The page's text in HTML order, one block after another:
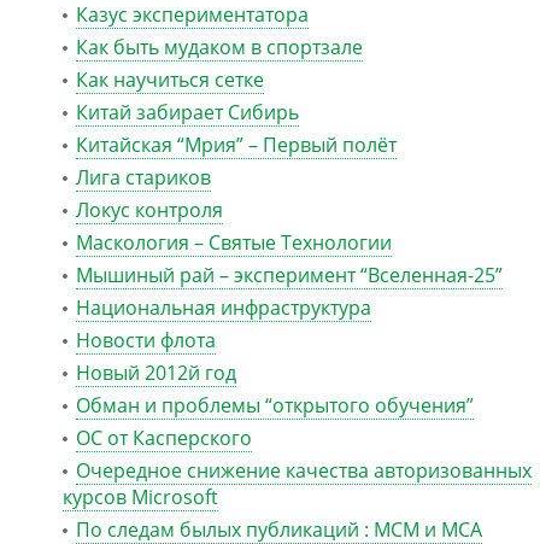
Казус экспериментатора
Как быть мудаком в спортзале
Как научиться сетке
Китай забирает Сибирь
Китайская “Мрия” – Первый полёт
Лига стариков
Локус контроля
Маскология – Святые Технологии
Мышиный рай – эксперимент “Вселенная-25”
Национальная инфраструктура
Новости флота
Новый 2012й год
Обман и проблемы “открытого обучения”
ОС от Касперского
Очередное снижение качества авторизованных
курсов Microsoft
По следам былых публикаций : MCM и MCA